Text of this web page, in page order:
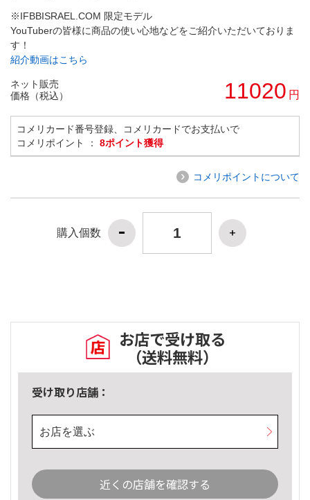
※IFBBISRAEL.COM 限定モデル
YouTuberの皆様に商品の使い心地などをご紹介いただいておりま
す！
紹介動画はこちら
ネット販売
価格（税込）
11020 円
コメリカード番号登録、コメリカードでお支払いで
コメリポイント ： 8ポイント獲得
コメリポイントについて
購入個数
お店で受け取る
（送料無料）
受け取り店舗：
お店を選ぶ
近くの店舗を確認する